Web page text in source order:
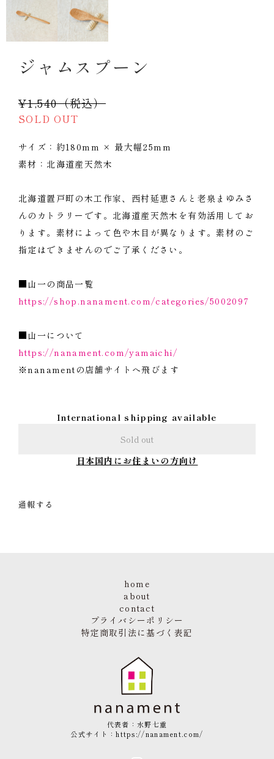
ジャムスプーン
¥1,540（税込）
SOLD OUT
サイズ：約180mm × 最大幅25mm
素材：北海道産天然木
北海道置戸町の木工作家、西村延恵さんと老泉まゆみさ
んのカトラリーです。北海道産天然木を有効活用してお
ります。素材によって色や木目が異なります。素材のご
指定はできませんのでご了承ください。
■山一の商品一覧
https://shop.nanament.com/categories/5002097
■山一について
https://nanament.com/yamaichi/
※nanamentの店舗サイトへ飛びます
International shipping available
Sold out
日本国内にお住まいの方向け
通報する
home
about
contact
プライバシーポリシー
特定商取引法に基づく表記
代表者：水野七重
公式サイト：https://nanament.com/